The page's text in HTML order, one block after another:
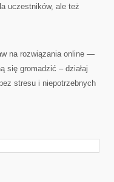
uczestników, ale też
na rozwiązania online —
się gromadzić – działaj
stresu i niepotrzebnych